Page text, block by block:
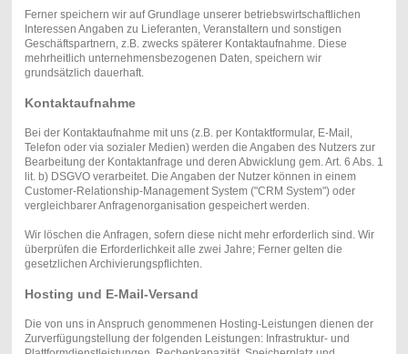
Ferner speichern wir auf Grundlage unserer betriebswirtschaftlichen
Interessen Angaben zu Lieferanten, Veranstaltern und sonstigen
Geschäftspartnern, z.B. zwecks späterer Kontaktaufnahme. Diese
mehrheitlich unternehmensbezogenen Daten, speichern wir
grundsätzlich dauerhaft.
Kontaktaufnahme
Bei der Kontaktaufnahme mit uns (z.B. per Kontaktformular, E-Mail,
Telefon oder via sozialer Medien) werden die Angaben des Nutzers zur
Bearbeitung der Kontaktanfrage und deren Abwicklung gem. Art. 6 Abs. 1
lit. b) DSGVO verarbeitet. Die Angaben der Nutzer können in einem
Customer-Relationship-Management System ("CRM System") oder
vergleichbarer Anfragenorganisation gespeichert werden.
Wir löschen die Anfragen, sofern diese nicht mehr erforderlich sind. Wir
überprüfen die Erforderlichkeit alle zwei Jahre; Ferner gelten die
gesetzlichen Archivierungspflichten.
Hosting und E-Mail-Versand
Die von uns in Anspruch genommenen Hosting-Leistungen dienen der
Zurverfügungstellung der folgenden Leistungen: Infrastruktur- und